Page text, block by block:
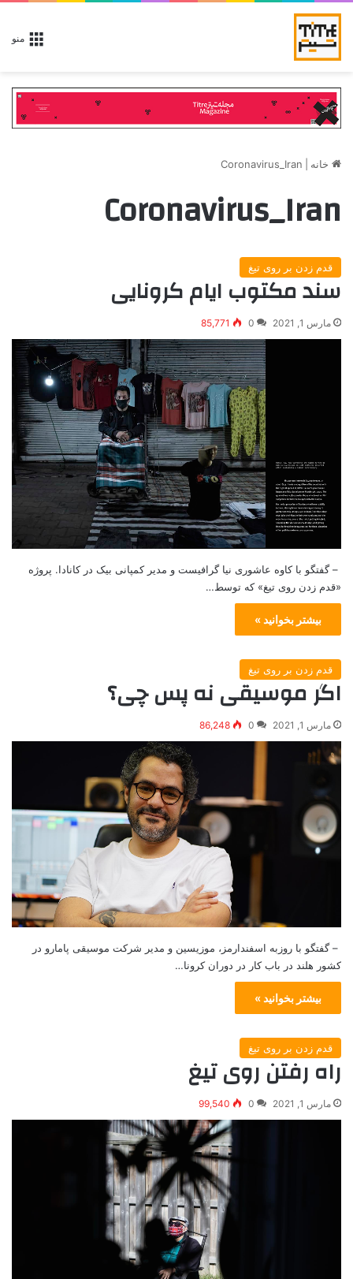
منو
خانه Coronavirus_Iran
Coronavirus_Iran
قدم زدن بر روی تیغ
سند مکتوب ایام کرونایی
مارس 1, 2021 0
85,771
– گفتگو با کاوه عاشوری نیا گرافیست و مدیر کمپانی بیک در کانادا. پروژه
«قدم زدن روی تیغ» که توسط…
بیشتر بخوانید »
قدم زدن بر روی تیغ
اگر موسیقی نه پس چی؟
مارس 1, 2021 0
86,248
– گفتگو با روزبه اسفندارمز، موزیسین و مدیر شرکت موسیقی پامارو در
کشور هلند در باب کار در دوران کرونا…
بیشتر بخوانید »
قدم زدن بر روی تیغ
راه رفتن روی تیغ
مارس 1, 2021 0
99,540